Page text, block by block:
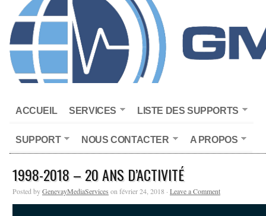
ACCUEIL SERVICES LISTE DES SUPPORTS
SUPPORT NOUS CONTACTER A PROPOS
1998-2018 – 20 ANS D’ACTIVITÉ
Posted byGenevayMediaServices on février 24, 2018 · Leave a Comment